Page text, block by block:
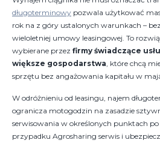
długoterminowy pozwala użytkować
rok na z góry ustalonych warunkach –
wieloletniej umowy leasingowej. To
wybierane przez firmy świadczące
większe gospodarstwa, które chcą
sprzętu bez angażowania kapitału w
W odróżnieniu od leasingu, najem
ogranicza motogodzin na zasadzie
serwisowania w określonych punktach
przypadku Agrosharing serwis i